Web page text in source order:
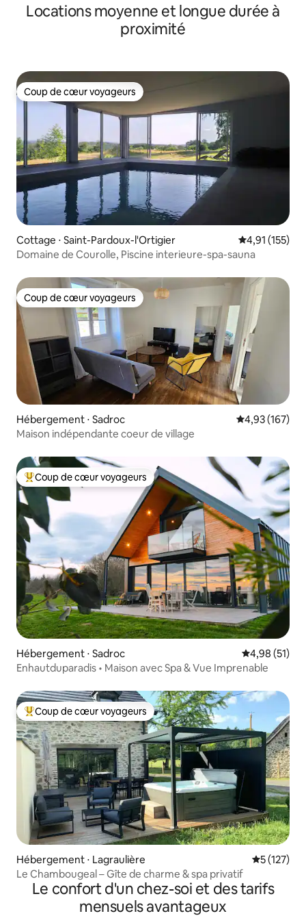
Locations moyenne et longue durée à
proximité
Coup de cœur voyageurs
Coup de cœur voyageurs
Cottage ⋅ Saint-Pardoux-l'Ortigier Évaluation
4,91 (155)
Domaine de Courolle, Piscine interieure-spa-sauna
Coup de cœur voyageurs
Coup de cœur voyageurs
Hébergement ⋅ Sadroc Évaluation
4,93 (167)
Maison indépendante coeur de village
Coups de cœur voyageurs les plus appréciés
Coup de cœur voyageurs
Hébergement ⋅ Sadroc Évaluation
4,98 (51)
Enhautduparadis • Maison avec Spa & Vue Imprenable
Coups de cœur voyageurs les plus appréciés
Coup de cœur voyageurs
Hébergement ⋅ Lagraulière Évaluation
5 (127)
Le Chambougeal – Gîte de charme & spa privatif
Le confort d'un chez-soi et des tarifs
mensuels avantageux